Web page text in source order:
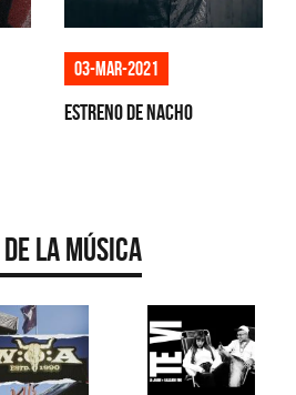
03-mar-2021
Estreno de Nacho
la Música